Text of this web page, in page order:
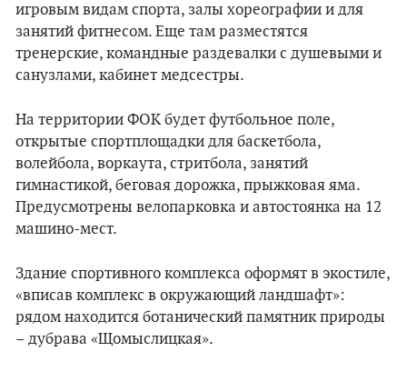
игровым видам спорта, залы хореографии и для
занятий фитнесом. Еще там разместятся
тренерские, командные раздевалки с душевыми и
санузлами, кабинет медсестры.
На территории ФОК будет футбольное поле,
открытые спортплощадки для баскетбола,
волейбола, воркаута, стритбола, занятий
гимнастикой, беговая дорожка, прыжковая яма.
Предусмотрены велопарковка и автостоянка на 12
машино-мест.
Здание спортивного комплекса оформят в экостиле,
«вписав комплекс в окружающий ландшафт»:
рядом находится ботанический памятник природы
– дубрава «Щомыслицкая».